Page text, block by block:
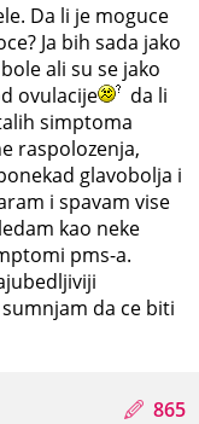
Da li je moguce
Ja bih sada jako
ali su se jako
ovulacije
da li
simptoma
raspolozenja,
glavobolja i
i spavam vise
kao neke
pms-a.
da ce biti
865